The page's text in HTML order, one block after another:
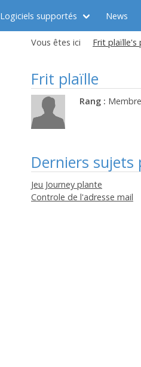
Logiciels supportés News
Vous êtes ici Frit plaïlle's
Frit plaïlle
Rang : Membre
Derniers sujets
Jeu Journey plante
Controle de l'adresse mail